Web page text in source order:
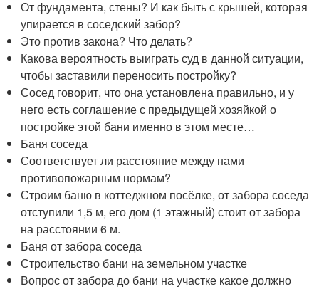
От фундамента, стены? И как быть с крышей, которая
упирается в соседский забор?
Это против закона? Что делать?
Какова вероятность выиграть суд в данной ситуации,
чтобы заставили переносить постройку?
Сосед говорит, что она установлена правильно, и у
него есть соглашение с предыдущей хозяйкой о
постройке этой бани именно в этом месте…
Баня соседа
Соответствует ли расстояние между нами
противопожарным нормам?
Строим баню в коттеджном посёлке, от забора соседа
отступили 1,5 м, его дом (1 этажный) стоит от забора
на расстоянии 6 м.
Баня от забора соседа
Строительство бани на земельном участке
Вопрос от забора до бани на участке какое должно